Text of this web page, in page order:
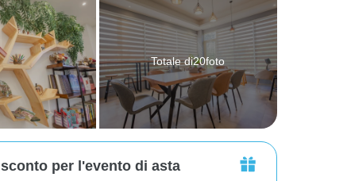
Totale di20foto
sconto per l'evento di asta